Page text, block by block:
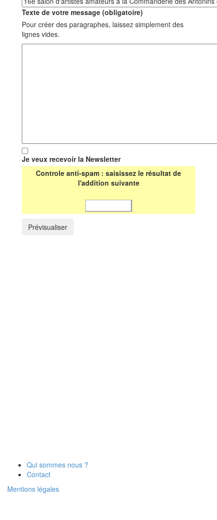
Texte de votre message (obligatoire)
Pour créer des paragraphes, laissez simplement des
lignes vides.
Je veux recevoir la Newsletter
Controle anti-spam : saisissez le résultat de
l'addition suivante
Qui sommes nous ?
Contact
Mentions légales